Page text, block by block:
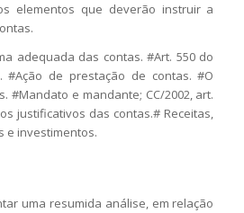
elementos que deverão instruir a
adequada das contas. #Art. 550 do
#Ação de prestação de contas. #O
#Mandato e mandante; CC/2002, art.
justificativos das contas.# Receitas,
e investimentos.
uma resumida análise, em relação